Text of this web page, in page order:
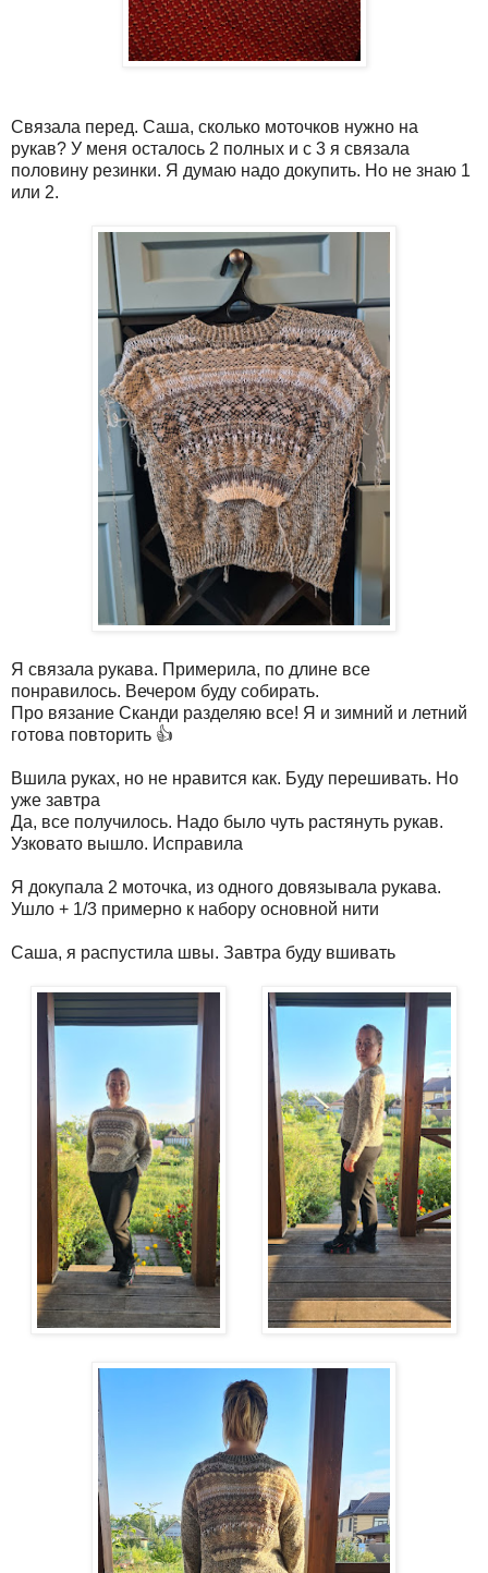
Связала перед. Саша, сколько моточков нужно на
рукав? У меня осталось 2 полных и с 3 я связала
половину резинки. Я думаю надо докупить. Но не знаю 1
или 2.
Я связала рукава. Примерила, по длине все
понравилось. Вечером буду собирать.
Про вязание Сканди разделяю все! Я и зимний и летний
готова повторить 👍
Вшила руках, но не нравится как. Буду перешивать. Но
уже завтра
Да, все получилось. Надо было чуть растянуть рукав.
Узковато вышло. Исправила
Я докупала 2 моточка, из одного довязывала рукава.
Ушло + 1/3 примерно к набору основной нити
Саша, я распустила швы. Завтра буду вшивать